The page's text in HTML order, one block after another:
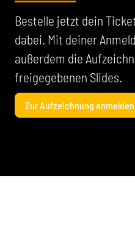
Bestelle jetzt dein
dabei. Mit deiner
außerdem die
freigegebenen Slides.
Zur Aufzeichnung anmelden